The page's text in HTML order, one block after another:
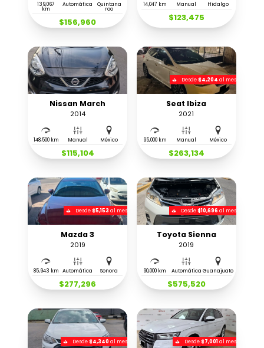
139,067
km
Automática Quintana
roo
$156,960
14,047 km Manual Hidalgo
$123,475
Nissan March
2014
148,500 km Manual México
$115,104
Desde$4,204 al mes
Seat Ibiza
2021
95,000 km Manual México
$263,134
Desde$5,153 al mes
Mazda 3
2019
85,943 km Automática Sonora
$277,296
Desde$10,696 al mes
Toyota Sienna
2019
90,000 km Automática Guanajuato
$575,520
Desde$4,340al mes Desde$7,001al mes